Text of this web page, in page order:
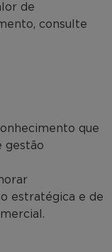
de
consulte
que
gestão
estratégica e de